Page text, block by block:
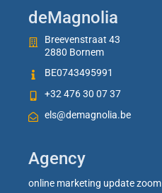
deMagnolia
Breevenstraat 43
2880 Bornem
BE0743495991
+32 476 30 07 37
els@demagnolia.be
Agency
online marketing update zoom